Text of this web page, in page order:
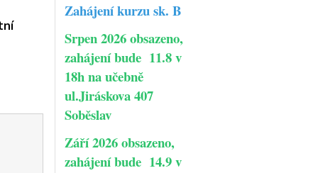
Zahájení kurzu sk. B
Srpen 2026 obsazeno,
zahájení bude 11.8 v
18h na učebně
ul.Jiráskova 407
Soběslav
Září 2026 obsazeno,
zahájení bude 14.9 v